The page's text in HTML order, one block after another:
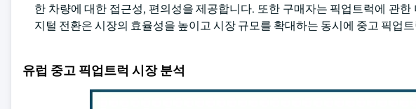
한 차량에 대한 접근성, 편의성을 제공합니다. 또한 구매자는 픽업트럭에 관
지털 전환은 시장의 효율성을 높이고 시장 규모를 확대하는 동시에 중고 픽업
유럽 중고 픽업트럭 시장 분석